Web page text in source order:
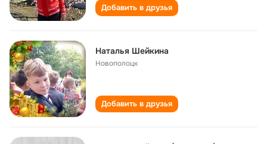
Добавить в друзья
Наталья Шейкина
Новополоцк
Добавить в друзья